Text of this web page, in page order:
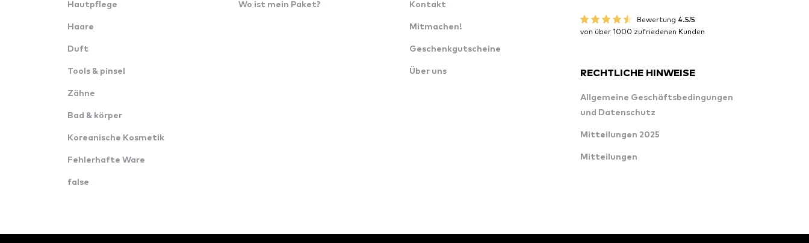
Hautpflege
Haare
Duft
Tools & pinsel
Zähne
Bad & körper
Koreanische Kosmetik
Fehlerhafte Ware
false
Wo ist mein Paket? Kontakt
Mitmachen!
Geschenkgutscheine
Über uns
Bewertung 4.5/5
von über 1000 zufriedenen Kunden
RECHTLICHE HINWEISE
Allgemeine Geschäftsbedingungen
und Datenschutz
Mitteilungen 2025
Mitteilungen